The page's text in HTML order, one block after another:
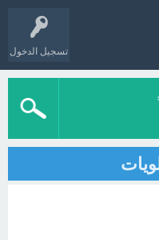
تسجيل الدخول